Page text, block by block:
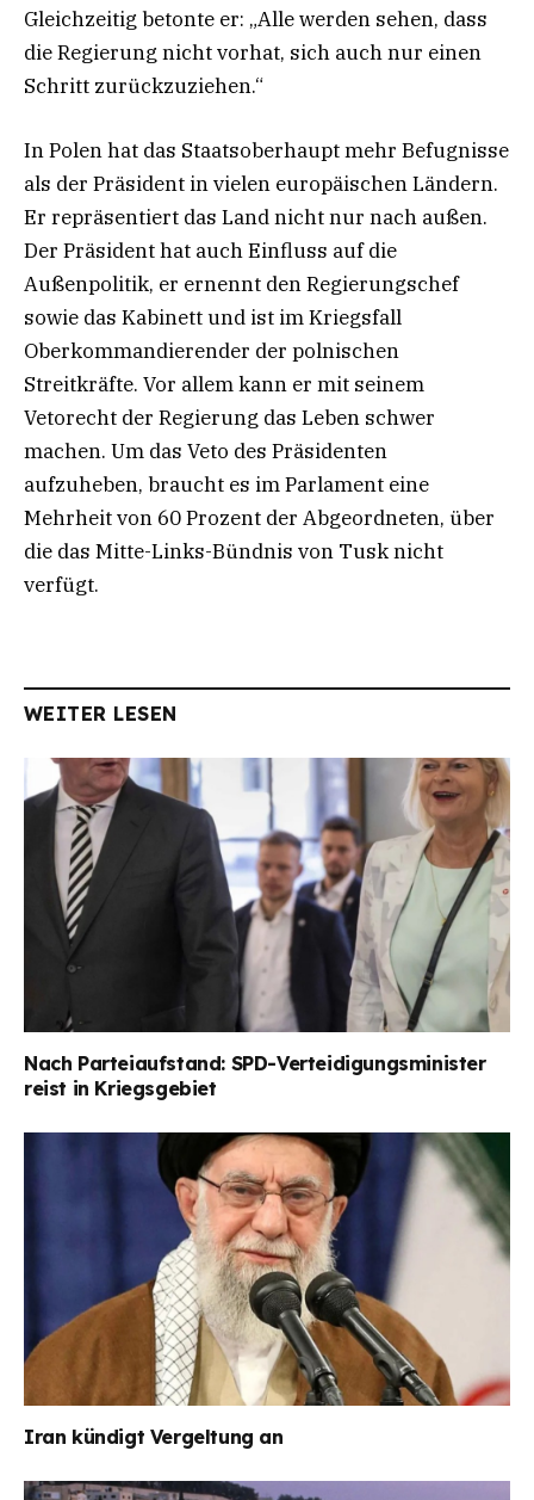
Gleichzeitig betonte er: „Alle werden sehen, dass
die Regierung nicht vorhat, sich auch nur einen
Schritt zurückzuziehen.“
In Polen hat das Staatsoberhaupt mehr Befugnisse
als der Präsident in vielen europäischen Ländern.
Er repräsentiert das Land nicht nur nach außen.
Der Präsident hat auch Einfluss auf die
Außenpolitik, er ernennt den Regierungschef
sowie das Kabinett und ist im Kriegsfall
Oberkommandierender der polnischen
Streitkräfte. Vor allem kann er mit seinem
Vetorecht der Regierung das Leben schwer
machen. Um das Veto des Präsidenten
aufzuheben, braucht es im Parlament eine
Mehrheit von 60 Prozent der Abgeordneten, über
die das Mitte-Links-Bündnis von Tusk nicht
verfügt.
WEITER LESEN
Nach Parteiaufstand: SPD-Verteidigungsminister
reist in Kriegsgebiet
Iran kündigt Vergeltung an